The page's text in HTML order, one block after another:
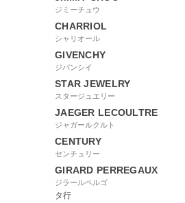
ジミーチュウ
CHARRIOL
シャリオール
GIVENCHY
ジバンシイ
STAR JEWELRY
スタージュエリー
JAEGER LECOULTRE
ジャガールクルト
CENTURY
センチュリー
GIRARD PERREGAUX
ジラールペルゴ
タ行